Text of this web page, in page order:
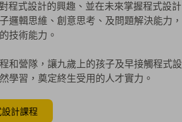
程式設計的興趣、並在未來掌握程式設計
邏輯思維、創意思考、及問題解決能力，
技術能力。
和營隊，讓九歲上的孩子及早接觸程式設
學習，奠定終生受用的人才實力。
計課程